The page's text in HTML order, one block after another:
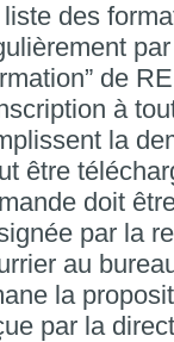
liste des
de
à
la
être
doit
par la
au
la
par la